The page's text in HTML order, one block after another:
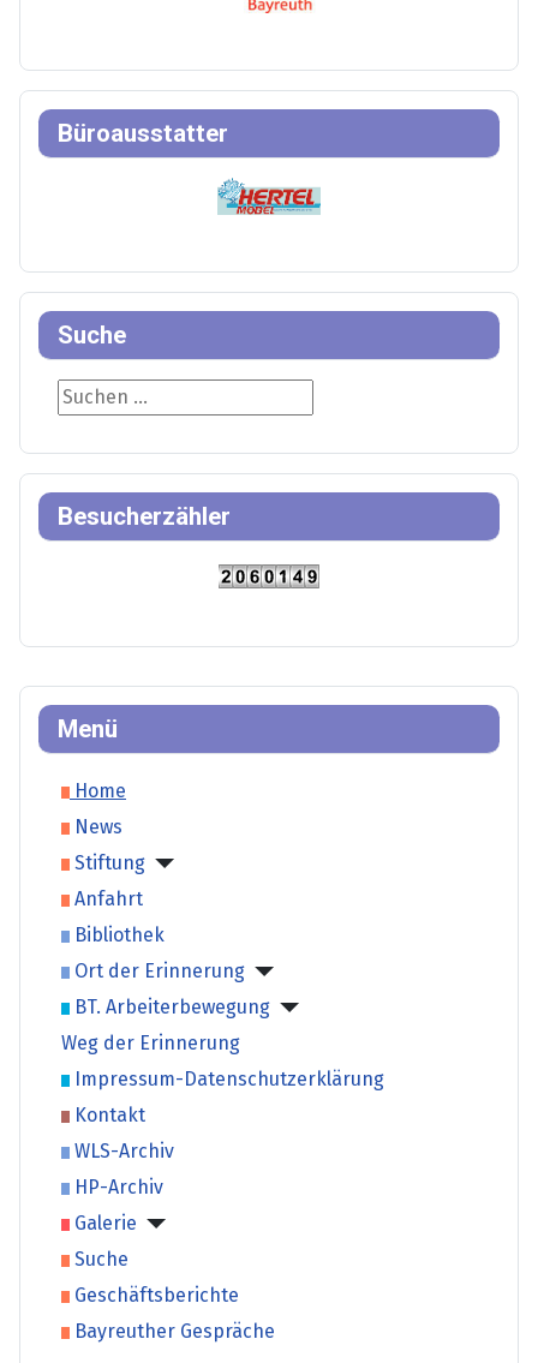
Menü
Home
News
Stiftung
Anfahrt
Bibliothek
Ort der Erinnerung
BT. Arbeiterbewegung
Weg der Erinnerung
Impressum-Datenschutzerklärung
Kontakt
WLS-Archiv
HP-Archiv
Galerie
Suche
Geschäftsberichte
Bayreuther Gespräche
Büroausstatter
Suche
Suche
Besucherzähler